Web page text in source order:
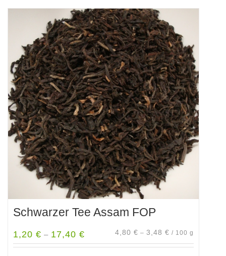
Schwarzer Tee Assam FOP
1,20 € – 17,40 € 4,80 € – 3,48 € / 100 g